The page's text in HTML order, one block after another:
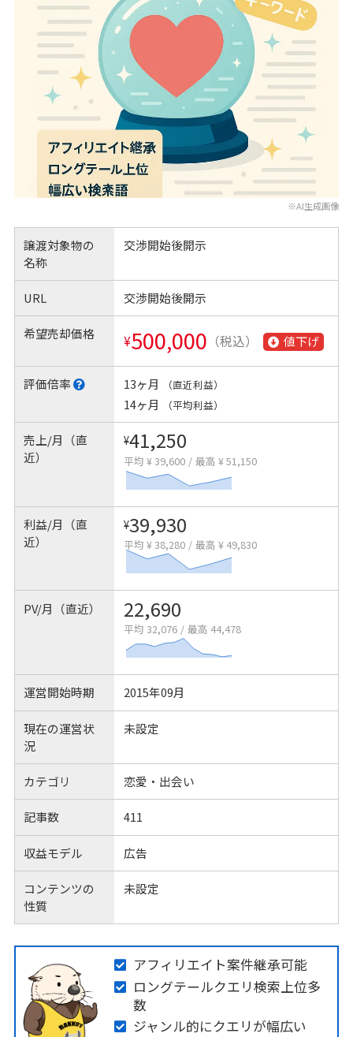
※AI生成画像
譲渡対象物の
名称
交渉開始後開示
URL 交渉開始後開示
希望売却価格 ¥500,000 （税込） 値下げ
評価倍率 13ヶ月 （直近利益）
14ヶ月 （平均利益）
売上/月（直
近）
¥41,250
平均 ¥ 39,600 / 最高 ¥ 51,150
利益/月（直
近）
¥39,930
平均 ¥ 38,280 / 最高 ¥ 49,830
PV/月（直近） 22,690
平均 32,076 / 最高 44,478
運営開始時期 2015年09月
現在の運営状
況
未設定
カテゴリ 恋愛・出会い
記事数 411
収益モデル 広告
コンテンツの
性質
未設定
アフィリエイト案件継承可能
ロングテールクエリ検索上位多
数
ジャンル的にクエリが幅広い